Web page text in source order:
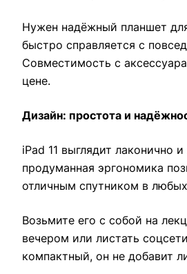
Нужен надёжный планшет
быстро справляется с
Совместимость с
цене.
Дизайн: простота и
iPad 11 выглядит лаконично
продуманная эргономика
отличным спутником в
Возьмите его с собой на
вечером или листать
компактный, он не добавит